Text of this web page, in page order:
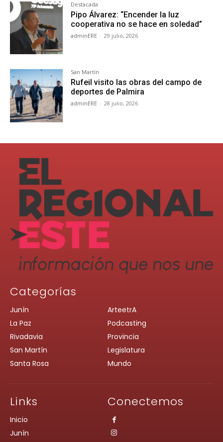
Destacada
Pipo Álvarez: “Encender la luz
cooperativa no se hace en soledad”
adminERE - 29 julio, 2026
San Martín
Rufeil visito las obras del campo de
deportes de Palmira
adminERE - 28 julio, 2026
Categorías
Junín
La Paz
Rivadavia
San Martín
Santa Rosa
ArteetrA
Podcasting
Provincia
Legislatura
Mundo
Links
Inicio
Junín
Conectemos